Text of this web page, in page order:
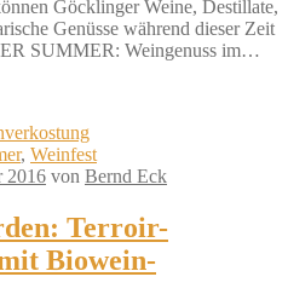
Göcklinger Weine, Destillate,
Genüsse während dieser Zeit
SUMMER: Weingenuss im…
, Weinfest
2016 von Bernd Eck
Terroir-
Biowein-